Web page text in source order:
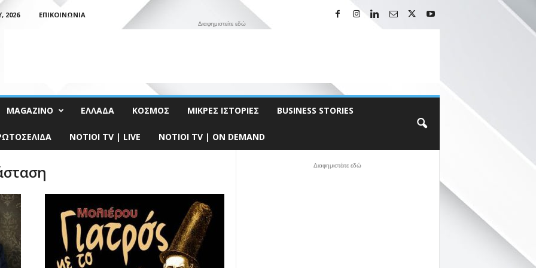
2026
ΕΠΙΚΟΙΝΩΝΊΑ
Διαφημιστείτε εδώ
MAGAZINO ΕΛΛΆΔΑ ΚΌΣΜΟΣ ΜΙΚΡΈΣ ΙΣΤΟΡΊΕΣ BUSINESS STORIES
NOTIOI TV | LIVE NOTIOI TV | ON DEMAND
Διαφημιστέιτε εδώ